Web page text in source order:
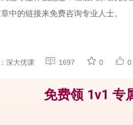
中的链接来免费咨询专业人士。
深大优课 1697 0 0
免费领 1v1 专